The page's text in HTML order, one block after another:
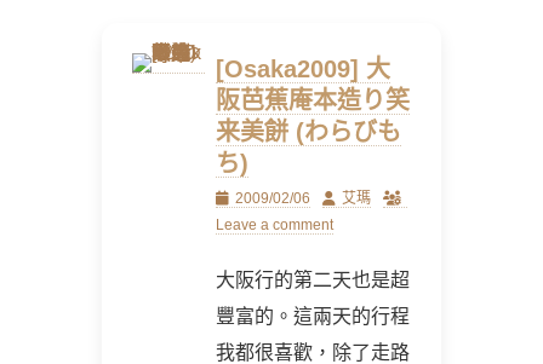
[Osaka2009] 大
阪芭蕉庵本造り笑
来美餅 (わらびも
ち)
Posted
on
2009/02/06 Author
艾瑪
Leave a comment
大阪行的第二天也是超
豐富的。這兩天的行程
我都很喜歡，除了走路